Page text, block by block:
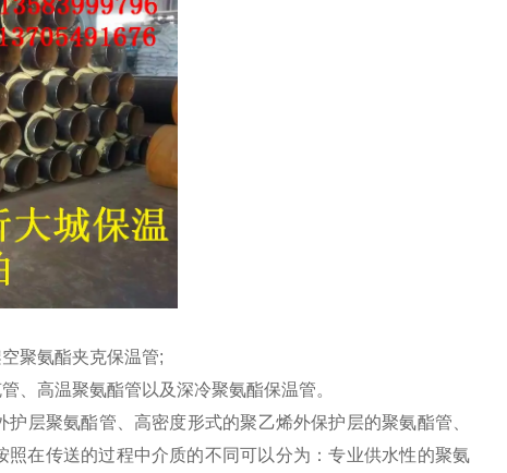
聚氨酯夹克保温管;
、高温聚氨酯管以及深冷聚氨酯保温管。
层聚氨酯管、高密度形式的聚乙烯外保护层的聚氨酯管、
在传送的过程中介质的不同可以分为：专业供水性的聚氨